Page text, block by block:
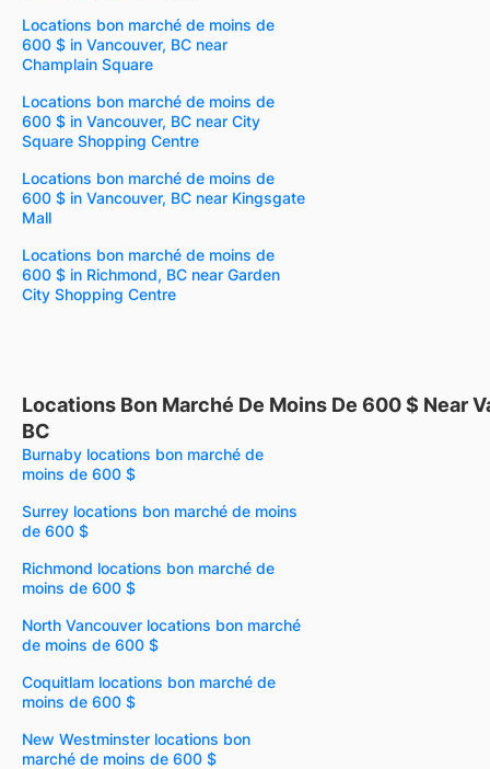
Locations bon marché de moins de
600 $ in Vancouver, BC near
Champlain Square
Locations bon marché de moins de
600 $ in Vancouver, BC near City
Square Shopping Centre
Locations bon marché de moins de
600 $ in Vancouver, BC near Kingsgate
Mall
Locations bon marché de moins de
600 $ in Richmond, BC near Garden
City Shopping Centre
Locations Bon Marché De Moins De 600 $ Near
BC
Burnaby locations bon marché de
moins de 600 $
Surrey locations bon marché de moins
de 600 $
Richmond locations bon marché de
moins de 600 $
North Vancouver locations bon marché
de moins de 600 $
Coquitlam locations bon marché de
moins de 600 $
New Westminster locations bon
marché de moins de 600 $